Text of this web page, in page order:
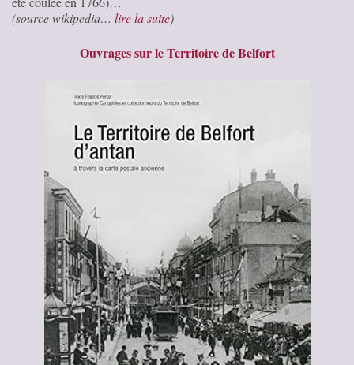
(source wikipedia… lire la suite)
Ouvrages sur le Territoire de Belfort